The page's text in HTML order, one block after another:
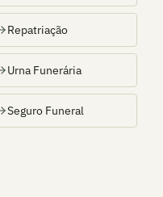
Repatriação
Urna Funerária
Seguro Funeral